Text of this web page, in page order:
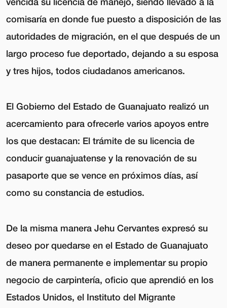
comisaría en donde fue puesto a disposición de las
autoridades de migración, en el que después de un
largo proceso fue deportado, dejando a su esposa
y tres hijos, todos ciudadanos americanos.
El Gobierno del Estado de Guanajuato realizó un
acercamiento para ofrecerle varios apoyos entre
los que destacan: El trámite de su licencia de
conducir guanajuatense y la renovación de su
pasaporte que se vence en próximos días, así
como su constancia de estudios.
De la misma manera Jehu Cervantes expresó su
deseo por quedarse en el Estado de Guanajuato
de manera permanente e implementar su propio
negocio de carpintería, oficio que aprendió en los
Estados Unidos, el Instituto del Migrante